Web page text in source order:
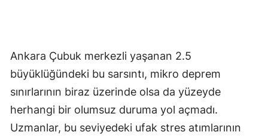
Ankara Çubuk merkezli yaşanan 2.5
büyüklüğündeki bu sarsıntı, mikro deprem
sınırlarının biraz üzerinde olsa da yüzeyde
herhangi bir olumsuz duruma yol açmadı.
Uzmanlar, bu seviyedeki ufak stres atımlarının